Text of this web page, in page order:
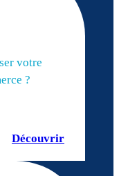
votre
?
Découvrir